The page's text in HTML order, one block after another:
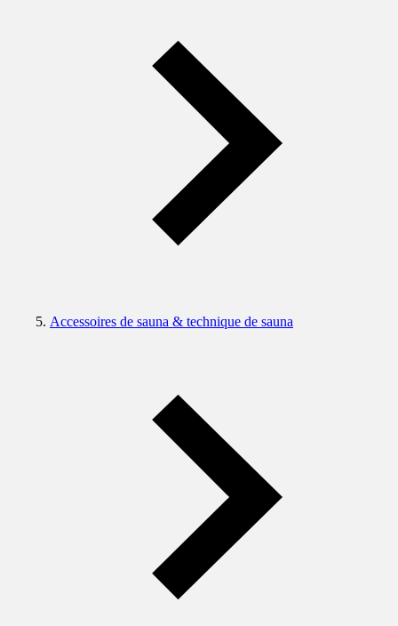
Accessoires de sauna & technique de sauna